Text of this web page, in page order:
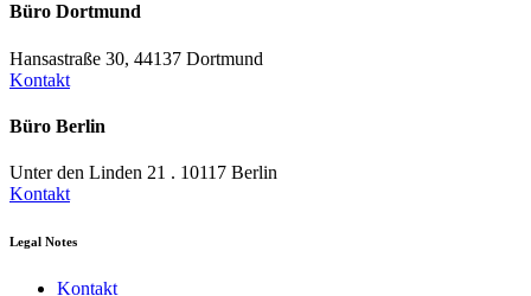
Büro Dortmund
Hansastraße 30, 44137 Dortmund
Kontakt
Büro Berlin
Unter den Linden 21 . 10117 Berlin
Kontakt
Legal Notes
Kontakt